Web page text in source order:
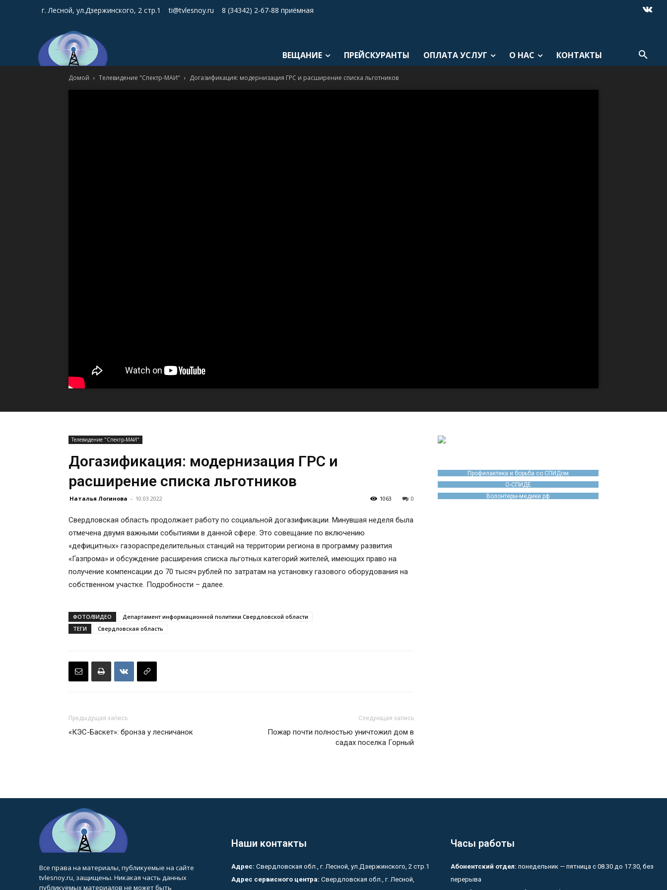
г. Лесной, ул.Дзержинского, 2 стр.1 ti@tvlesnoy.ru 8 (34342) 2-67-88 приёмная
ВЕЩАНИЕ ПРЕЙСКУРАНТЫ ОПЛАТА УСЛУГ О НАС КОНТАКТЫ
Домой Телевидение "Спектр-МАИ" Догазификация: модернизация ГРС и расширение списка льготников
Телевидение "Спектр-МАИ"
Догазификация: модернизация ГРС и
расширение списка льготников
Наталья Логинова - 10.03.2022 0
1063
Свердловская область продолжает работу по социальной догазификации. Минувшая неделя была
отмечена двумя важными событиями в данной сфере. Это совещание по включению
«дефицитных» газораспределительных станций на территории региона в программу развития
«Газпрома» и обсуждение расширения списка льготных категорий жителей, имеющих право на
получение компенсации до 70 тысяч рублей по затратам на установку газового оборудования на
собственном участке. Подробности – далее.
ФОТО/ВИДЕО
Департамент информационной политики Свердловской области
ТЕГИ
Свердловская область
Предыдущая запись
«КЭС-Баскет»: бронза у лесничанок
Следующая запись
Пожар почти полностью уничтожил дом в
садах поселка Горный
Профилактика и борьба со СПИДом
О-СПИДЕ
Волонтеры-медики.рф
Все права на материалы, публикуемые на сайте
tvlesnoy.ru, защищены. Никакая часть данных
публикуемых материалов не может быть
Наши контакты
Адрес: Свердловская обл., г. Лесной, ул.Дзержинского, 2 стр.1
Адрес сервисного центра: Свердловская обл., г. Лесной,
Часы работы
Абонентский отдел: понедельник — пятница с 08.30 до 17.30, без
перерыва